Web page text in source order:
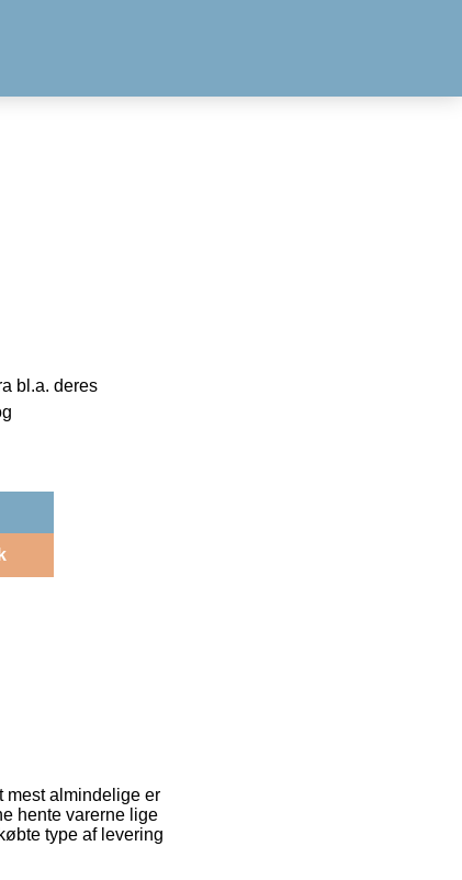
bl.a. deres
mest almindelige er
hente varerne lige
type af levering